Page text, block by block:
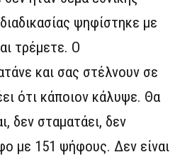
ψηφίστηκε με
τρέμετε. Ο
και σας στέλνουν σε
ότι κάποιον κάλυψε. Θα
δεν σταματάει, δεν
με 151 ψήφους. Δεν είναι